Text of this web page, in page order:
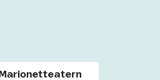
Marionetteatern